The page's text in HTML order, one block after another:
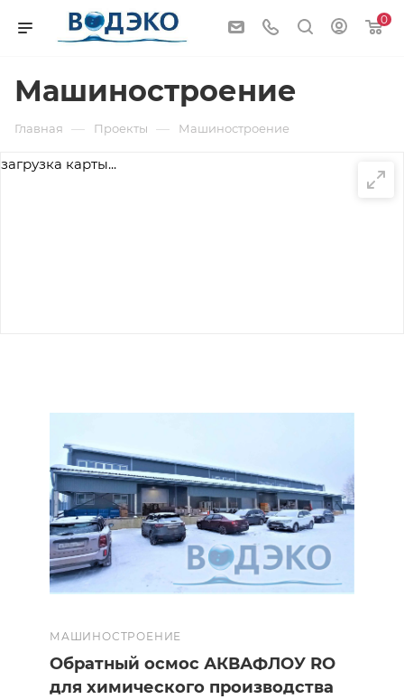
0
Машиностроение
Главная — Проекты — Машиностроение
загрузка карты...
МАШИНОСТРОЕНИЕ
Обратный осмос АКВАФЛОУ RO
для химического производства